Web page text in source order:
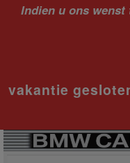
Indien u ons wenst
vakantie